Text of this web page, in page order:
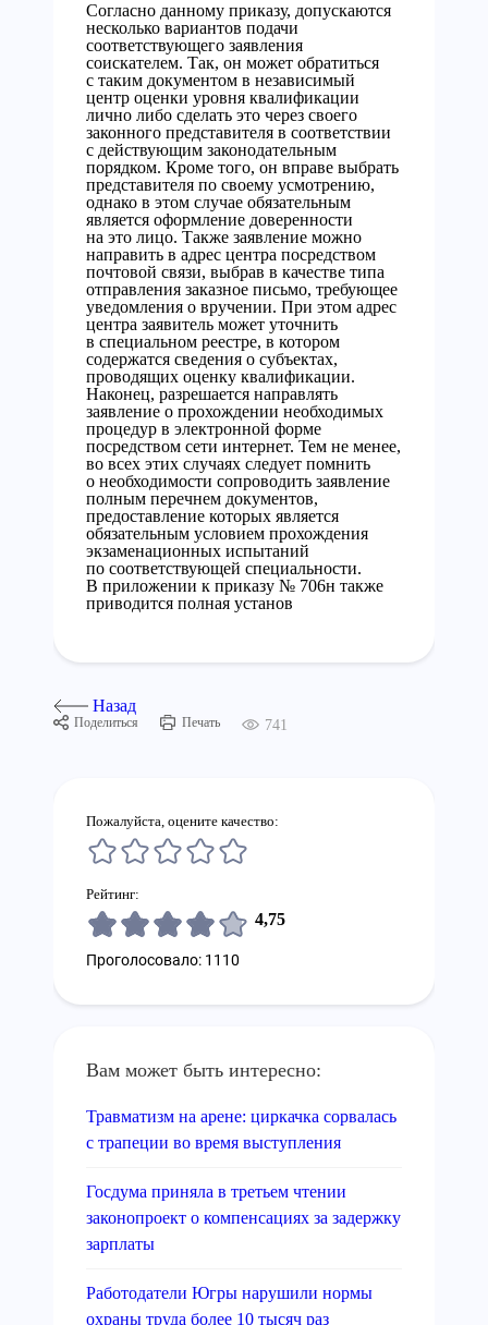
Согласно данному приказу, допускаются
несколько вариантов подачи
соответствующего заявления
соискателем. Так, он может обратиться
с таким документом в независимый
центр оценки уровня квалификации
лично либо сделать это через своего
законного представителя в соответствии
с действующим законодательным
порядком. Кроме того, он вправе выбрать
представителя по своему усмотрению,
однако в этом случае обязательным
является оформление доверенности
на это лицо. Также заявление можно
направить в адрес центра посредством
почтовой связи, выбрав в качестве типа
отправления заказное письмо, требующее
уведомления о вручении. При этом адрес
центра заявитель может уточнить
в специальном реестре, в котором
содержатся сведения о субъектах,
проводящих оценку квалификации.
Наконец, разрешается направлять
заявление о прохождении необходимых
процедур в электронной форме
посредством сети интернет. Тем не менее,
во всех этих случаях следует помнить
о необходимости сопроводить заявление
полным перечнем документов,
предоставление которых является
обязательным условием прохождения
экзаменационных испытаний
по соответствующей специальности.
В приложении к приказу № 706н также
приводится полная установ
Назад
Поделиться Печать 741
Пожалуйста, оцените качество:
Рейтинг:
4,75
Проголосовало: 1110
Вам может быть интересно:
Травматизм на арене: циркачка сорвалась
с трапеции во время выступления
Госдума приняла в третьем чтении
законопроект о компенсациях за задержку
зарплаты
Работодатели Югры нарушили нормы
охраны труда более 10 тысяч раз